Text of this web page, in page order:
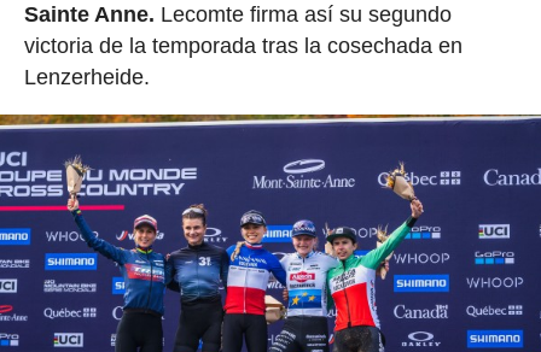
Sainte Anne. Lecomte firma así su segundo
victoria de la temporada tras la cosechada en
Lenzerheide.